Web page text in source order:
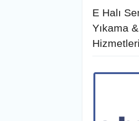
E Halı
Yıkama
Hizmetleri